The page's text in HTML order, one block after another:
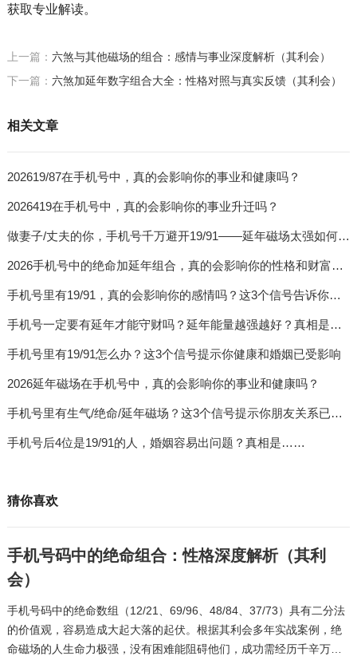
获取专业解读。
上一篇： 六煞与其他磁场的组合：感情与事业深度解析（其利会）
下一篇： 六煞加延年数字组合大全：性格对照与真实反馈（其利会）
相关文章
202619/87在手机号中，真的会影响你的事业和健康吗？
2026419在手机号中，真的会影响你的事业升迁吗？
做妻子/丈夫的你，手机号千万避开19/91——延年磁场太强如何影响女性婚姻
2026手机号中的绝命加延年组合，真的会影响你的性格和财富吗？
手机号里有19/91，真的会影响你的感情吗？这3个信号告诉你答案
手机号一定要有延年才能守财吗？延年能量越强越好？真相是……
手机号里有19/91怎么办？这3个信号提示你健康和婚姻已受影响
2026延年磁场在手机号中，真的会影响你的事业和健康吗？
手机号里有生气/绝命/延年磁场？这3个信号提示你朋友关系已受影响
手机号后4位是19/91的人，婚姻容易出问题？真相是……
猜你喜欢
手机号码中的绝命组合：性格深度解析（其利
会）
手机号码中的绝命数组（12/21、69/96、48/84、37/73）具有二分法
的价值观，容易造成大起大落的起伏。根据其利会多年实战案例，绝
命磁场的人生命力极强，没有困难能阻碍他们，成功需经历千辛万